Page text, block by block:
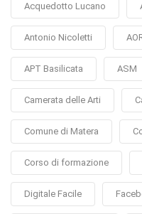
Acquedotto Lucano
Antonio Nicoletti
APT Basilicata ASM
Camerata delle Arti
Comune di Matera
Corso di formazione
Digitale Facile